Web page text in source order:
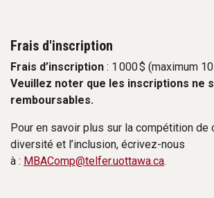
Frais d'inscription
Frais d’inscription : 1 000 $ (maximum
Veuillez noter que les inscriptions ne
remboursables.
Pour en savoir plus sur la compétition de
diversité et l’inclusion, écrivez-nous
à : MBAComp@telfer.uottawa.ca.